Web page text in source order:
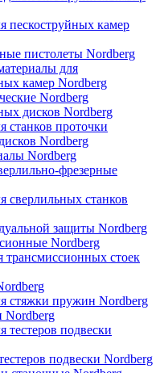
пескоструйных камер
пистолеты Nordberg
для
камер Nordberg
Nordberg
дисков Nordberg
станков проточки
Nordberg
Nordberg
фрезерные
сверлильных станков
защиты Nordberg
Nordberg
трансмиссионных стоек
стяжки пружин Nordberg
Nordberg
тестеров подвески
подвески Nordberg